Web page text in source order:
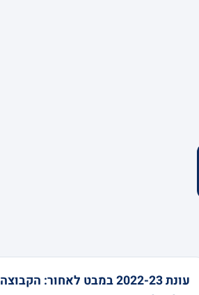
עונת 2022-23 במבט לאחור: הקבוצה